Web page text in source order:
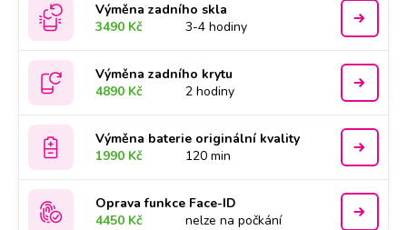
Výměna zadního skla
3490 Kč
3-4 hodiny
Výměna zadního krytu
4890 Kč
2 hodiny
Výměna baterie originální kvality
1990 Kč
120 min
Oprava funkce Face-ID
4450 Kč
nelze na počkání